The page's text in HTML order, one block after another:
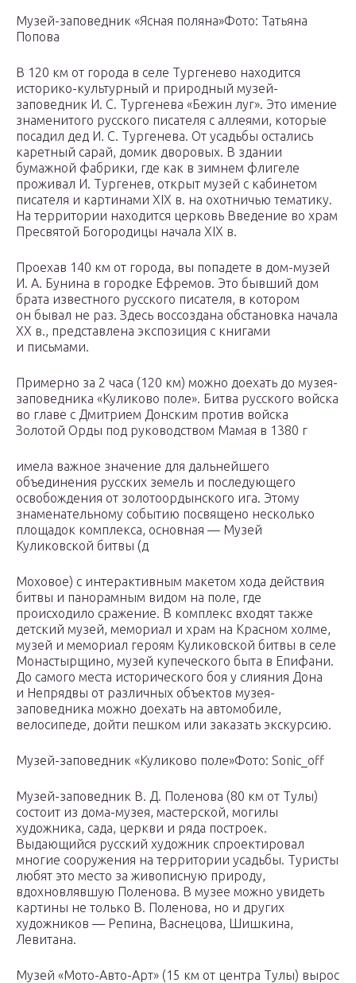
Музей-заповедник «Ясная поляна»Фото: Татьяна
Попова
В 120 км от города в селе Тургенево находится
историко-культурный и природный музей-
заповедник И. С. Тургенева «Бежин луг». Это имение
знаменитого русского писателя с аллеями, которые
посадил дед И. С. Тургенева. От усадьбы остались
каретный сарай, домик дворовых. В здании
бумажной фабрики, где как в зимнем флигеле
проживал И. Тургенев, открыт музей с кабинетом
писателя и картинами XIX в. на охотничью тематику.
На территории находится церковь Введение во храм
Пресвятой Богородицы начала XIX в.
Проехав 140 км от города, вы попадете в дом-музей
И. А. Бунина в городке Ефремов. Это бывший дом
брата известного русского писателя, в котором
он бывал не раз. Здесь воссоздана обстановка начала
XX в., представлена экспозиция с книгами
и письмами.
Примерно за 2 часа (120 км) можно доехать до музея-
заповедника «Куликово поле». Битва русского войска
во главе с Дмитрием Донским против войска
Золотой Орды под руководством Мамая в 1380 г
имела важное значение для дальнейшего
объединения русских земель и последующего
освобождения от золотоордынского ига. Этому
знаменательному событию посвящено несколько
площадок комплекса, основная — Музей
Куликовской битвы (д
Моховое) с интерактивным макетом хода действия
битвы и панорамным видом на поле, где
происходило сражение. В комплекс входят также
детский музей, мемориал и храм на Красном холме,
музей и мемориал героям Куликовской битвы в селе
Монастырщино, музей купеческого быта в Епифани.
До самого места исторического боя у слияния Дона
и Непрядвы от различных объектов музея-
заповедника можно доехать на автомобиле,
велосипеде, дойти пешком или заказать экскурсию.
Музей-заповедник «Куликово поле»Фото: Sonic_off
Музей-заповедник В. Д. Поленова (80 км от Тулы)
состоит из дома-музея, мастерской, могилы
художника, сада, церкви и ряда построек.
Выдающийся русский художник спроектировал
многие сооружения на территории усадьбы. Туристы
любят это место за живописную природу,
вдохновлявшую Поленова. В музее можно увидеть
картины не только В. Поленова, но и других
художников — Репина, Васнецова, Шишкина,
Левитана.
Музей «Мото-Авто-Арт» (15 км от центра Тулы) вырос